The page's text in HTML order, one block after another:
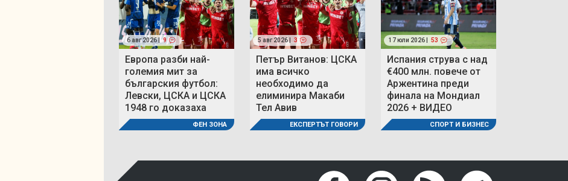
6 авг 2026 | 9
Европа разби най-
големия мит за
българския футбол:
Левски, ЦСКА и ЦСКА
1948 го доказаха
ФЕН ЗОНА
5 авг 2026 | 3
Петър Витанов: ЦСКА
има всичко
необходимо да
елиминира Макаби
Тел Авив
ЕКСПЕРТЪТ ГОВОРИ
17 юли 2026 | 53
Испания струва с над
€400 млн. повече от
Аржентина преди
финала на Мондиал
2026 + ВИДЕО
СПОРТ И БИЗНЕС